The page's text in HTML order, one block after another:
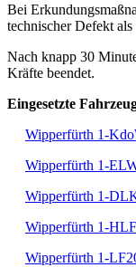
Bei
technischer Defekt
Nach knapp 30
Kräfte beendet.
Eingesetzte
Wipperfürth 1-
Wipperfürth 1-
Wipperfürth 1-
Wipperfürth 1-
Wipperfürth 1-